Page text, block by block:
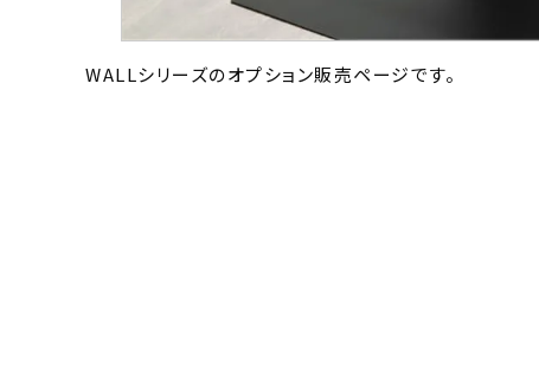
WALLシリーズのオプション販売ページです。